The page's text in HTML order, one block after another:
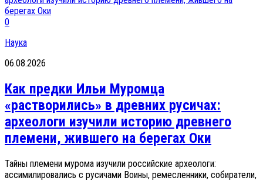
0
Наука
06.08.2026
Как предки Ильи Муромца
«растворились» в древних русичах:
археологи изучили историю древнего
племени, жившего на берегах Оки
Тайны племени мурома изучили российские археологи:
ассимилировались с русичами Воины, ремесленники, собиратели,